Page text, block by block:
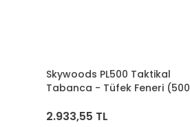
Skywoods PL500 Taktikal
Tabanca - Tüfek Feneri (500
2.933,55 TL